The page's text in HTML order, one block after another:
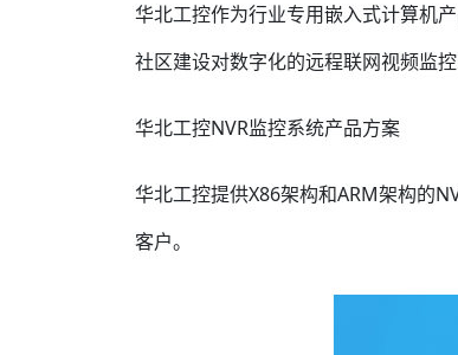
华北工控作为行业专用嵌入式计算机
社区建设对数字化的远程联网视频监控
华北工控NVR监控系统产品方案
华北工控提供X86架构和ARM架构的
客户。